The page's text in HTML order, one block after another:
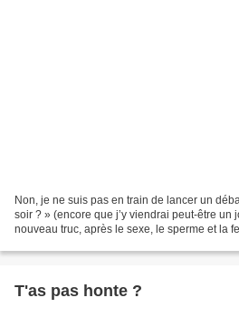
Non, je ne suis pas en train de lancer un
soir ? » (encore que j’y viendrai peut-être un
nouveau truc, après le sexe, le sperme et la
T'as pas honte ?